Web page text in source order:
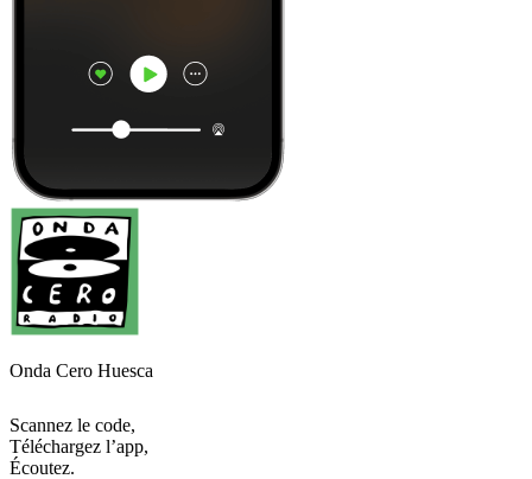
Onda Cero Huesca
Scannez le code,
Téléchargez l’app,
Écoutez.